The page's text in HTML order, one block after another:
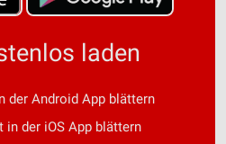
laden
der Android App blättern
in der iOS App blättern